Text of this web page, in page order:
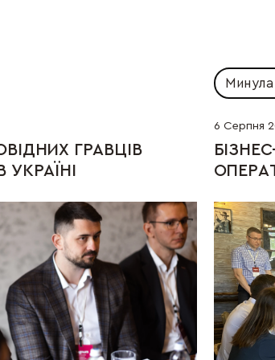
ГРАВЦІВ
УКРАЇНІ
Минула
6 Серпня